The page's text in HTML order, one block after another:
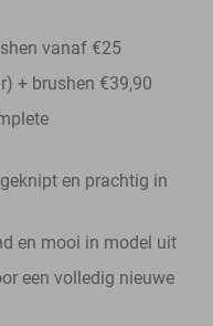
vanaf €25
+ brushen €39,90
en prachtig in
en mooi in model uit
een volledig nieuwe